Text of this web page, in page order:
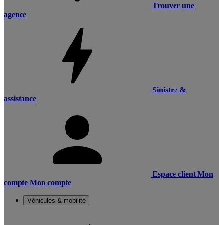
Trouver une
agence
Sinistre &
assistance
Espace client Mon
compte Mon compte
Véhicules & mobilité